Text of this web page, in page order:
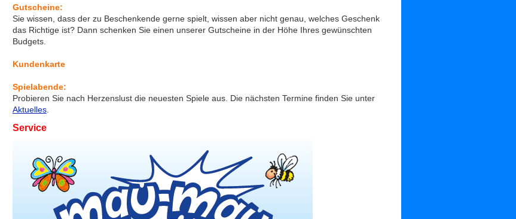
Gutscheine:
Sie wissen, dass der zu Beschenkende gerne spielt, wissen aber nicht genau, welches Geschenk
das Richtige ist? Dann schenken Sie einen unserer Gutscheine in der Höhe Ihres gewünschten
Budgets.
Kundenkarte
Spielabende:
Probieren Sie nach Herzenslust die neuesten Spiele aus. Die nächsten Termine finden Sie unter
Aktuelles
Service